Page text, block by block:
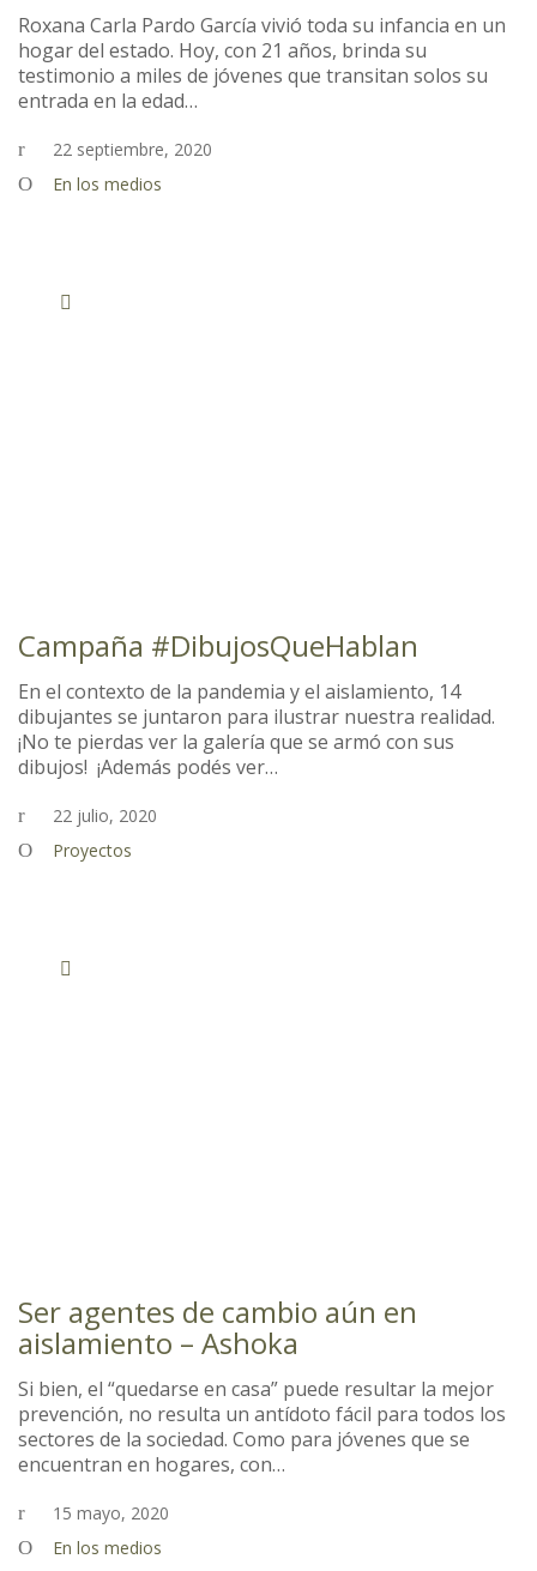
Roxana Carla Pardo García vivió toda su infancia en un
hogar del estado. Hoy, con 21 años, brinda su
testimonio a miles de jóvenes que transitan solos su
entrada en la edad…
22 septiembre, 2020
En los medios
Campaña #DibujosQueHablan
En el contexto de la pandemia y el aislamiento, 14
dibujantes se juntaron para ilustrar nuestra realidad.
¡No te pierdas ver la galería que se armó con sus
dibujos! ¡Además podés ver…
22 julio, 2020
Proyectos
Ser agentes de cambio aún en
aislamiento – Ashoka
Si bien, el “quedarse en casa” puede resultar la mejor
prevención, no resulta un antídoto fácil para todos los
sectores de la sociedad. Como para jóvenes que se
encuentran en hogares, con…
15 mayo, 2020
En los medios